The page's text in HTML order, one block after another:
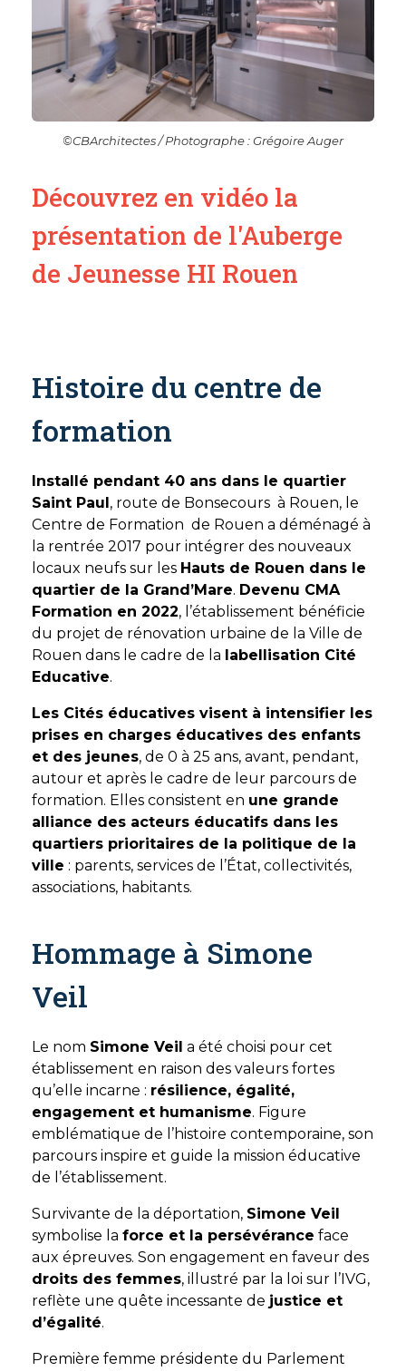
©CBArchitectes / Photographe : Grégoire Auger
Découvrez en vidéo la
présentation de l'Auberge
de Jeunesse HI Rouen
Histoire du centre de
formation
Installé pendant 40 ans dans le quartier
Saint Paul, route de Bonsecours à Rouen, le
Centre de Formation de Rouen a déménagé à
la rentrée 2017 pour intégrer des nouveaux
locaux neufs sur les Hauts de Rouen dans le
quartier de la Grand’Mare. Devenu CMA
Formation en 2022, l’établissement bénéficie
du projet de rénovation urbaine de la Ville de
Rouen dans le cadre de la labellisation Cité
Educative.
Les Cités éducatives visent à intensifier les
prises en charges éducatives des enfants
et des jeunes, de 0 à 25 ans, avant, pendant,
autour et après le cadre de leur parcours de
formation. Elles consistent en une grande
alliance des acteurs éducatifs dans les
quartiers prioritaires de la politique de la
ville : parents, services de l’État, collectivités,
associations, habitants.
Hommage à Simone
Veil
Le nom Simone Veil a été choisi pour cet
établissement en raison des valeurs fortes
qu’elle incarne : résilience, égalité,
engagement et humanisme. Figure
emblématique de l’histoire contemporaine, son
parcours inspire et guide la mission éducative
de l’établissement.
Survivante de la déportation, Simone Veil
symbolise la force et la persévérance face
aux épreuves. Son engagement en faveur des
droits des femmes, illustré par la loi sur l’IVG,
reflète une quête incessante de justice et
d’égalité.
Première femme présidente du Parlement